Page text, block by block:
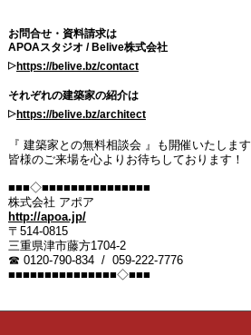
お問合せ・資料請求は
APOAスタジオ / Belive株式会社
▹https://belive.bz/contact
それぞれの建築家の紹介は
▹https://belive.bz/architect
『 建築家との無料相談会 』も開催いたします
皆様のご来場を心よりお待ちしております！
■■■◇■■■■■■■■■■■■■■■
株式会社 アポア
http://apoa.jp/
〒514-0815
三重県津市藤方1704-2
☎ 0120-790-834 / 059-222-7776
■■■■■■■■■■■■■■■◇■■■